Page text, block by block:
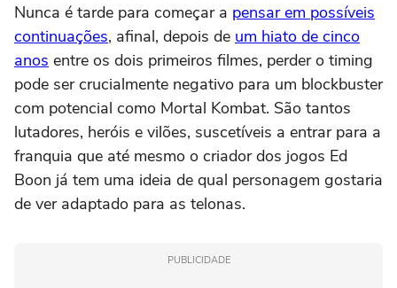
Nunca é tarde para começar a pensar em possíveis
continuações, afinal, depois de um hiato de cinco
anos entre os dois primeiros filmes, perder o timing
pode ser crucialmente negativo para um blockbuster
com potencial como Mortal Kombat. São tantos
lutadores, heróis e vilões, suscetíveis a entrar para a
franquia que até mesmo o criador dos jogos Ed
Boon já tem uma ideia de qual personagem gostaria
de ver adaptado para as telonas.
PUBLICIDADE